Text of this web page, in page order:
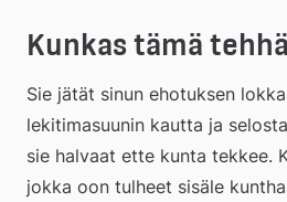
n
Kunkas tämä
Sie jätät sinun ehotuksen
lekitimasuunin kautta ja
sie halvaat ette kunta tekkee.
jokka oon tulheet sisäle